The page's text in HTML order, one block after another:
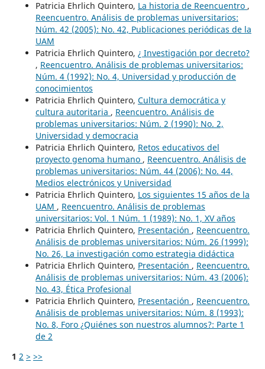
Patricia Ehrlich Quintero, La historia de Reencuentro ,
Reencuentro. Análisis de problemas universitarios:
Núm. 42 (2005): No. 42, Publicaciones periódicas de la
UAM
Patricia Ehrlich Quintero, ¿ Investigación por decreto?
, Reencuentro. Análisis de problemas universitarios:
Núm. 4 (1992): No. 4, Universidad y producción de
conocimientos
Patricia Ehrlich Quintero, Cultura democrática y
cultura autoritaria , Reencuentro. Análisis de
problemas universitarios: Núm. 2 (1990): No. 2,
Universidad y democracia
Patricia Ehrlich Quintero, Retos educativos del
proyecto genoma humano , Reencuentro. Análisis de
problemas universitarios: Núm. 44 (2006): No. 44,
Medios electrónicos y Universidad
Patricia Ehrlich Quintero, Los siguientes 15 años de la
UAM , Reencuentro. Análisis de problemas
universitarios: Vol. 1 Núm. 1 (1989): No. 1, XV años
Patricia Ehrlich Quintero, Presentación , Reencuentro.
Análisis de problemas universitarios: Núm. 26 (1999):
No. 26, La investigación como estrategia didáctica
Patricia Ehrlich Quintero, Presentación , Reencuentro.
Análisis de problemas universitarios: Núm. 43 (2006):
No. 43, Ética Profesional
Patricia Ehrlich Quintero, Presentación , Reencuentro.
Análisis de problemas universitarios: Núm. 8 (1993):
No. 8, Foro ¿Quiénes son nuestros alumnos?: Parte 1
de 2
1 2 > >>